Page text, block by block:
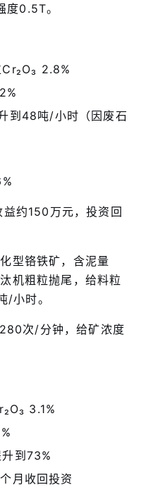
度0.5T。
2.8%
到48吨/小时（因废石
约150万元，投资回
型铬铁矿，含泥量
机粗粒抛尾，给料粒
/小时。
次/分钟，给矿浓度
3.1%
到73%
月收回投资